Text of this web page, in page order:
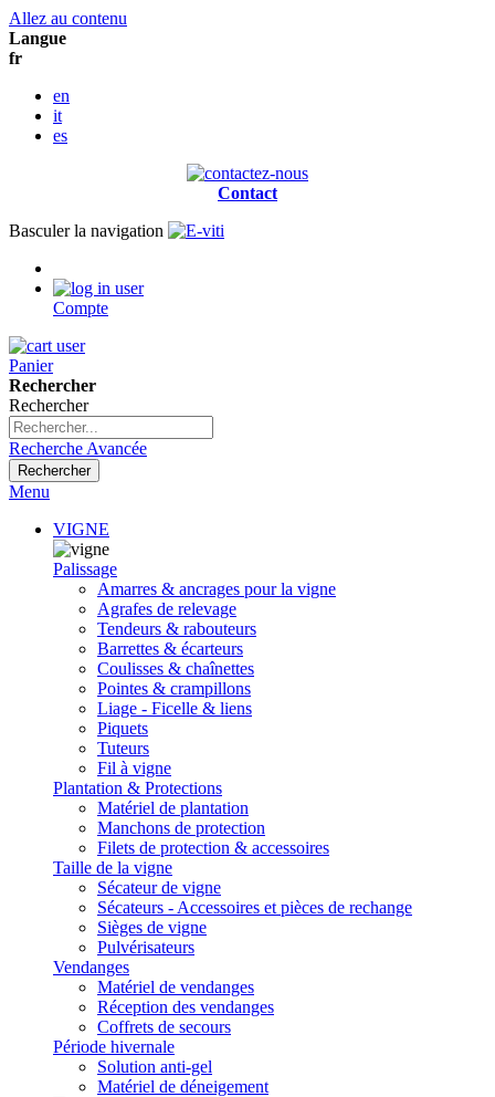
Allez au contenu
Langue
fr
en
it
es
Contact
Basculer la navigation
Compte
Panier
Rechercher
Rechercher
Recherche Avancée
Rechercher
Menu
VIGNE
Palissage
Amarres & ancrages pour la vigne
Agrafes de relevage
Tendeurs & rabouteurs
Barrettes & écarteurs
Coulisses & chaînettes
Pointes & crampillons
Liage - Ficelle & liens
Piquets
Tuteurs
Fil à vigne
Plantation & Protections
Matériel de plantation
Manchons de protection
Filets de protection & accessoires
Taille de la vigne
Sécateur de vigne
Sécateurs - Accessoires et pièces de rechange
Sièges de vigne
Pulvérisateurs
Vendanges
Matériel de vendanges
Réception des vendanges
Coffrets de secours
Période hivernale
Solution anti-gel
Matériel de déneigement